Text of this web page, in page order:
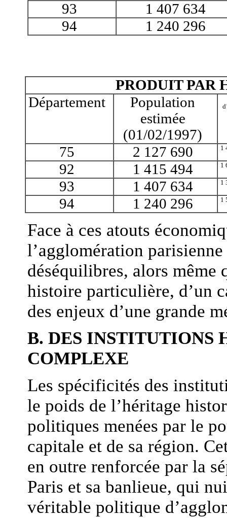
93
1 407 634
94
1 240 296
PRODUIT PAR
Département
Population
estimée
(01/02/1997)
75 2 127 690 1
92 1 415 494 1
93 1 407 634 1
94 1 240 296 1
Face à ces atouts
l’agglomération
déséquilibres, alors même
histoire particulière, d’un
des enjeux d’une grande
B. DES INSTITUTIONS
COMPLEXE
Les spécificités des
le poids de l’héritage
politiques menées par le
capitale et de sa région.
en outre renforcée par la
Paris et sa banlieue, qui
véritable politique